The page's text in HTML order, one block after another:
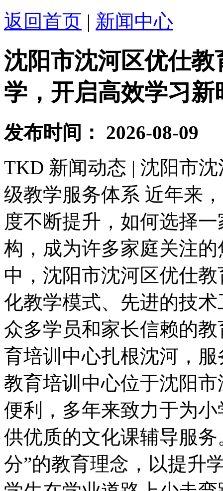
返回首页 | 新闻中心
沈阳市沈河区优仕
学，开启高效学习新
发布时间：
2026-08-09
TKD 新闻动态 | 沈阳市
级教学服务体系 近年来
度不断提升，如何选择
构，成为许多家庭关注
中，沈阳市沈河区优仕
化教学模式、先进的技
众多学员和家长信赖的
育培训中心扎根沈河，
教育培训中心位于沈阳
便利，多年来致力于为
供优质的文化课辅导服
分”的教育理念，以提升